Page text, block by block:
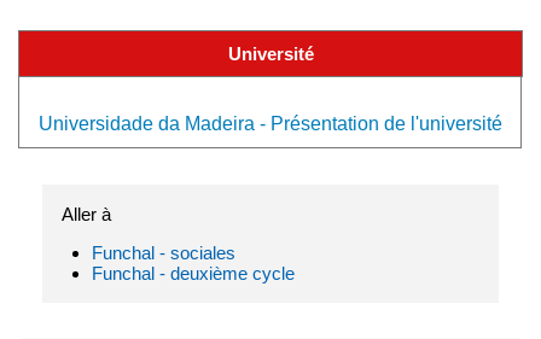
Université
Universidade da Madeira - Présentation de l'université
Aller à
Funchal - sociales
Funchal - deuxième cycle